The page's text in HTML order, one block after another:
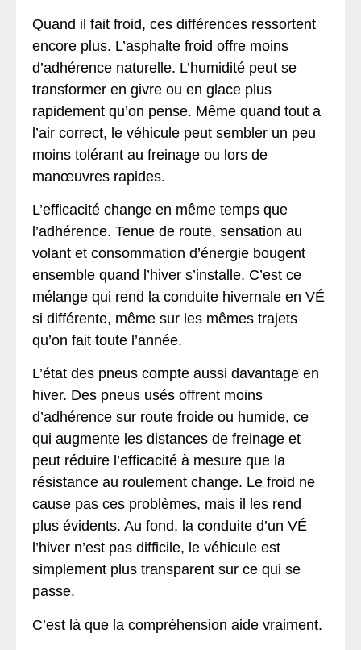
Quand il fait froid, ces différences ressortent
encore plus. L’asphalte froid offre moins
d’adhérence naturelle. L’humidité peut se
transformer en givre ou en glace plus
rapidement qu’on pense. Même quand tout a
l’air correct, le véhicule peut sembler un peu
moins tolérant au freinage ou lors de
manœuvres rapides.
L’efficacité change en même temps que
l’adhérence. Tenue de route, sensation au
volant et consommation d’énergie bougent
ensemble quand l’hiver s’installe. C’est ce
mélange qui rend la conduite hivernale en VÉ
si différente, même sur les mêmes trajets
qu’on fait toute l’année.
L’état des pneus compte aussi davantage en
hiver. Des pneus usés offrent moins
d’adhérence sur route froide ou humide, ce
qui augmente les distances de freinage et
peut réduire l’efficacité à mesure que la
résistance au roulement change. Le froid ne
cause pas ces problèmes, mais il les rend
plus évidents. Au fond, la conduite d’un VÉ
l’hiver n’est pas difficile, le véhicule est
simplement plus transparent sur ce qui se
passe.
C’est là que la compréhension aide vraiment.